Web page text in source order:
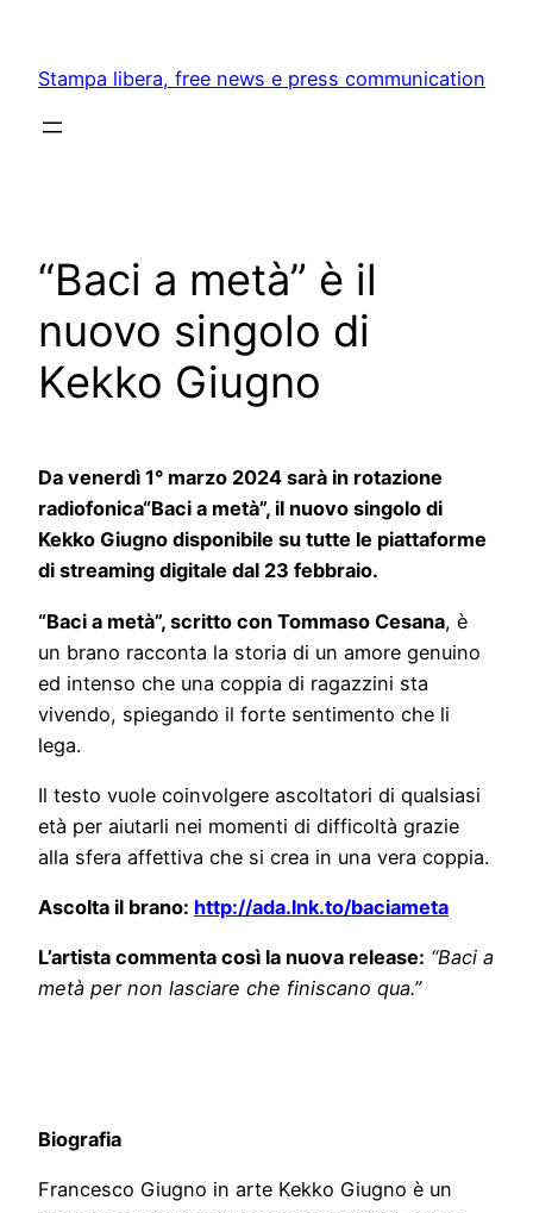
content
Stampa libera, free news e press communication
“Baci a metà” è il
nuovo singolo di
Kekko Giugno
Da venerdì 1° marzo 2024 sarà in rotazione
radiofonica“Baci a metà”, il nuovo singolo di
Kekko Giugno disponibile su tutte le piattaforme
di streaming digitale dal 23 febbraio.
“Baci a metà”, scritto con Tommaso Cesana, è
un brano racconta la storia di un amore genuino
ed intenso che una coppia di ragazzini sta
vivendo, spiegando il forte sentimento che li
lega.
Il testo vuole coinvolgere ascoltatori di qualsiasi
età per aiutarli nei momenti di difficoltà grazie
alla sfera affettiva che si crea in una vera coppia.
Ascolta il brano: http://ada.lnk.to/baciameta
L’artista commenta così la nuova release: “Baci a
metà per non lasciare che finiscano qua.”
Biografia
Francesco Giugno in arte Kekko Giugno è un